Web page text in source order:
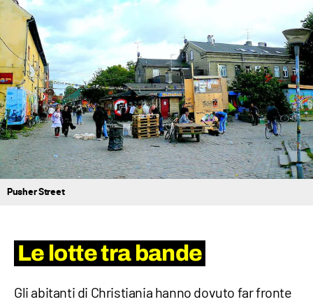
Pusher Street
Le lotte tra bande
Gli abitanti di Christiania hanno dovuto far fronte